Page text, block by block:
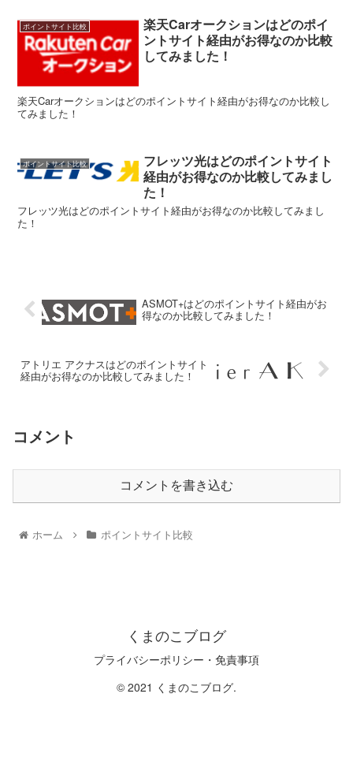
ポイントサイト比較
楽天Carオークションはどのポイ
ントサイト経由がお得なのか比較
してみました！
楽天Carオークションはどのポイントサイト経由がお得なのか比較し
てみました！
ポイントサイト比較
フレッツ光はどのポイントサイト
経由がお得なのか比較してみまし
た！
フレッツ光はどのポイントサイト経由がお得なのか比較してみまし
た！
ASMOT+はどのポイントサイト経由がお
得なのか比較してみました！
アトリエ アクナスはどのポイントサイト
経由がお得なのか比較してみました！
コメント
コメントを書き込む
ホーム ポイントサイト比較
くまのこブログ
プライバシーポリシー・免責事項
© 2021 くまのこブログ.